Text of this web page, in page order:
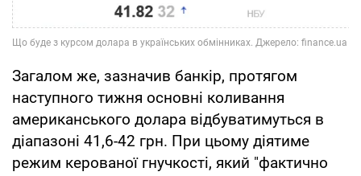
Загалом же, зазначив банкір, протягом
наступного тижня основні коливання
американського долара відбуватимуться в
діапазоні 41,6-42 грн. При цьому діятиме
режим керованої гнучкості, який "фактично